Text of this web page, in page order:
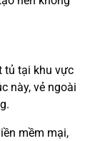
tủ tại khu vực
này, vẻ ngoài
mềm mại,